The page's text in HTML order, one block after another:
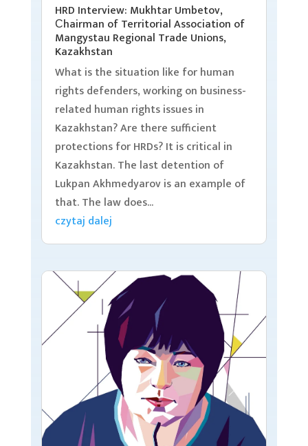
HRD Interview: Mukhtar Umbetov,
Сhairman of Territorial Association of
Mangystau Regional Trade Unions,
Kazakhstan
What is the situation like for human
rights defenders, working on business-
related human rights issues in
Kazakhstan? Are there sufficient
protections for HRDs? It is critical in
Kazakhstan. The last detention of
Lukpan Akhmedyarov is an example of
that. The law does...
czytaj dalej